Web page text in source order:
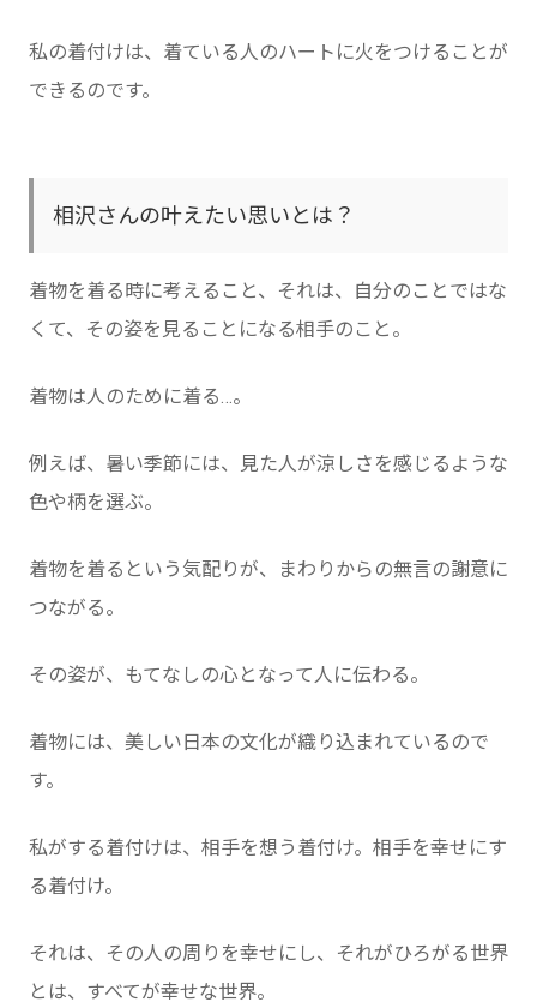
私の着付けは、着ている人のハートに火をつけることが
できるのです。
相沢さんの叶えたい思いとは？
着物を着る時に考えること、それは、自分のことではな
くて、その姿を見ることになる相手のこと。
着物は人のために着る…。
例えば、暑い季節には、見た人が涼しさを感じるような
色や柄を選ぶ。
着物を着るという気配りが、まわりからの無言の謝意に
つながる。
その姿が、もてなしの心となって人に伝わる。
着物には、美しい日本の文化が織り込まれているので
す。
私がする着付けは、相手を想う着付け。相手を幸せにす
る着付け。
それは、その人の周りを幸せにし、それがひろがる世界
とは、すべてが幸せな世界。